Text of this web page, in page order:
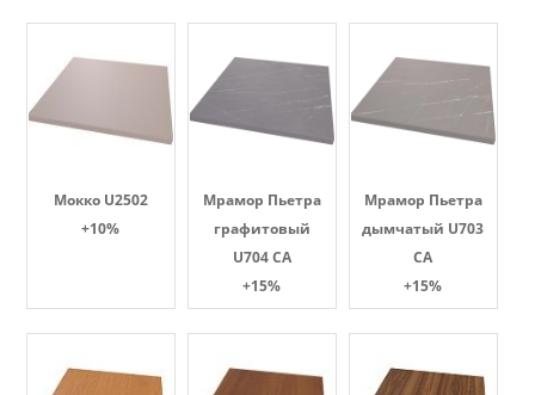
Мокко U2502
+10%
Мрамор Пьетра
графитовый
U704 CA
+15%
Мрамор Пьетра
дымчатый U703
CA
+15%